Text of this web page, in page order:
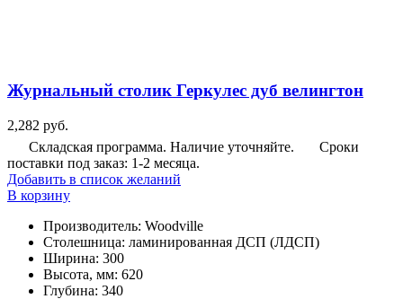
Журнальный столик Геркулес дуб велингтон
2,282 руб.
Складская программа. Наличие уточняйте.
Сроки
поставки под заказ: 1-2 месяца.
Добавить в список желаний
В корзину
Производитель: Woodville
Столешница: ламинированная ДСП (ЛДСП)
Ширина: 300
Высота, мм: 620
Глубина: 340